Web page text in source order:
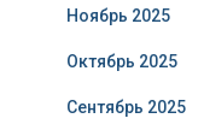
Ноябрь 2025
Октябрь 2025
Сентябрь 2025